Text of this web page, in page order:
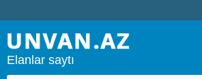
Elanlar saytı